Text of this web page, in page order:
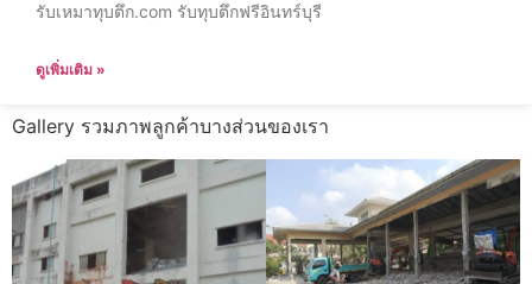
รับเหมาทุบตึก.com รับทุบตึกฟรีอินทร์บุรี
ดูเพิ่มเติม »
Gallery รวมภาพลูกค้าบางส่วนของเรา